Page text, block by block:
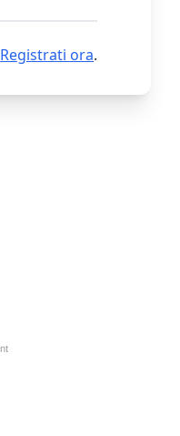
Registrati ora.